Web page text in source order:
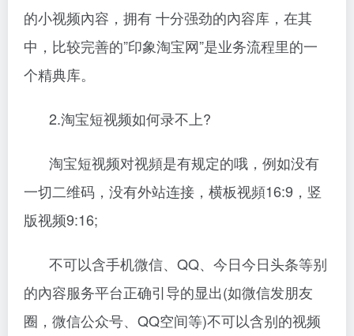
的小视频內容，拥有 十分强劲的內容库，在其
中，比较完善的”印象淘宝网”是业务流程里的一
个精典库。
2.淘宝短视频如何录不上?
淘宝短视频对视頻是有规定的哦，例如没有
一切二维码，没有外站连接，横板视頻16:9，竖
版视频9:16;
不可以含手机微信、QQ、今日今日头条等别
的內容服务平台正确引导的显出(如微信发朋友
圈，微信公众号、QQ空间等)不可以含别的视频